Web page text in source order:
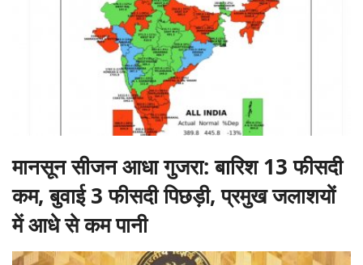
मानसून सीजन आधा गुजरा: बारिश 13 फीसदी
कम, बुवाई 3 फीसदी पिछड़ी, प्रमुख जलाशयों
में आधे से कम पानी